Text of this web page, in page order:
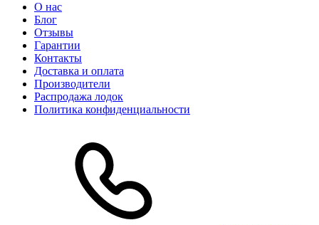
О нас
Блог
Отзывы
Гарантии
Контакты
Доставка и оплата
Производители
Распродажа лодок
Политика конфиденциальности